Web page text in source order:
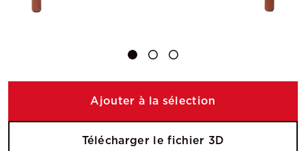
Ajouter à la sélection
Télécharger le fichier 3D